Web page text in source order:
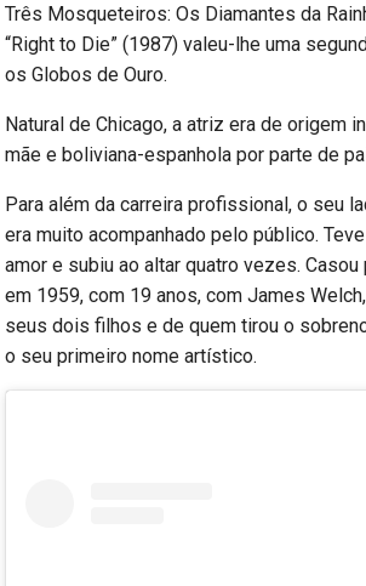
Três Mosqueteiros: Os Diamantes da
“Right to Die” (1987) valeu-lhe uma
os Globos de Ouro.
Natural de Chicago, a atriz era de origem
mãe e boliviana-espanhola por parte de
Para além da carreira profissional, o seu
era muito acompanhado pelo público.
amor e subiu ao altar quatro vezes.
em 1959, com 19 anos, com James
seus dois filhos e de quem tirou o
o seu primeiro nome artístico.